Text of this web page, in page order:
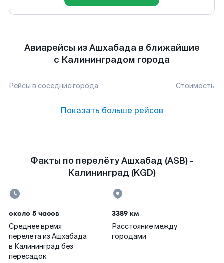
Авиарейсы из Ашхабада в ближайшие
с Калининградом города
Рейсы в соседние города Стоимость
Показать больше рейсов
Факты по перелёту Ашхабад (ASB) -
Калининград (KGD)
около 5 часов
Среднее время
перелета из Ашхабада
в Калининград без
пересадок
3389 км
Расстояние между
городами